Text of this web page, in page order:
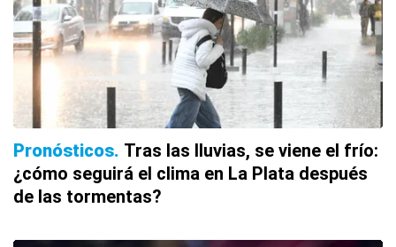
Pronósticos Tras las lluvias, se viene el frío:
¿cómo seguirá el clima en La Plata después
de las tormentas?